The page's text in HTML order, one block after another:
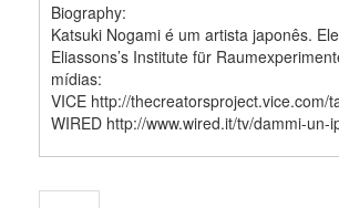
Biography:
Katsuki Nogami é um artista japonês.
Eliassons’s Institute für
mídias:
VICE http://thecreatorsproject.vice.com/
WIRED http://www.wired.it/tv/dammi-